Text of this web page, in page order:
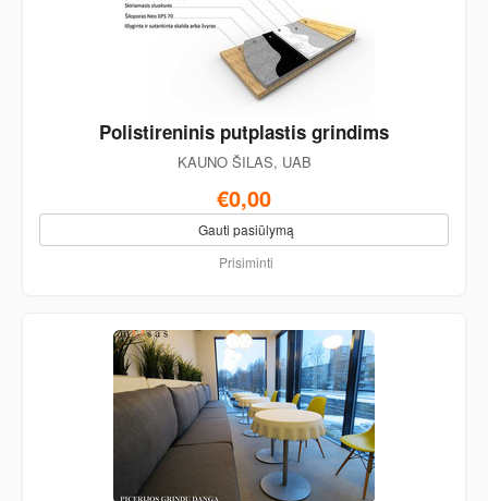
Polistireninis putplastis grindims
KAUNO ŠILAS, UAB
€0,00
Gauti pasiūlymą
Prisiminti